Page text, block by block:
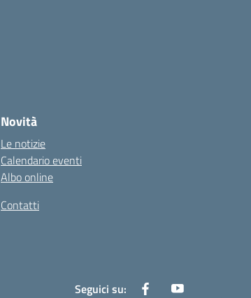
Novità
Le notizie
Calendario eventi
Albo online
Contatti
Seguici su: